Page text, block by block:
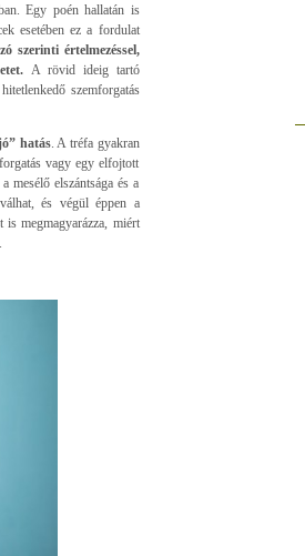
Egy poén hallatán is
esetében ez a fordulat
szerinti értelmezéssel,
A rövid ideig tartó
szemforgatás
hatás. A tréfa gyakran
vagy egy elfojtott
mesélő elszántsága és a
és végül éppen a
is megmagyarázza, miért